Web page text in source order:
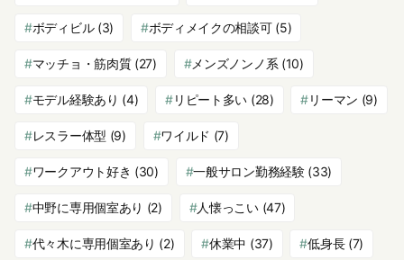
ボディビル(3) ボディメイクの相談可(5)
マッチョ・筋肉質(27) メンズノンノ系 (10)
モデル経験あり (4) リピート多い (28) リーマン (9)
レスラー体型 (9) ワイルド (7)
ワークアウト好き (30) 一般サロン勤務経験(33)
中野に専用個室あり (2) 人懐っこい(47)
代々木に専用個室あり (2) 休業中 (37) 低身長(7)